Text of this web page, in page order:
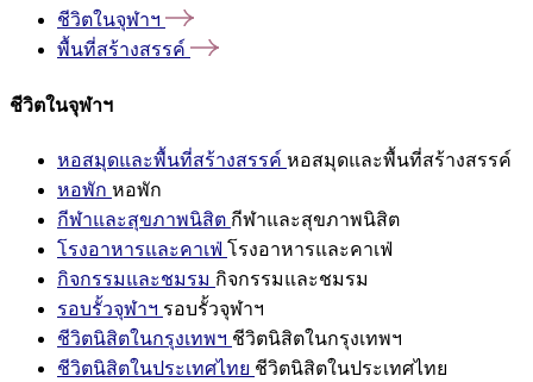
ชีวิตในจุฬาฯ
พื้นที่สร้างสรรค์
ชีวิตในจุฬาฯ
หอสมุดและพื้นที่สร้างสรรค์ หอสมุดและพื้นที่สร้างสรรค์
หอพัก หอพัก
กีฬาและสุขภาพนิสิต กีฬาและสุขภาพนิสิต
โรงอาหารและคาเฟ่ โรงอาหารและคาเฟ่
กิจกรรมและชมรม กิจกรรมและชมรม
รอบรั้วจุฬาฯ รอบรั้วจุฬาฯ
ชีวิตนิสิตในกรุงเทพฯ ชีวิตนิสิตในกรุงเทพฯ
ชีวิตนิสิตในประเทศไทย ชีวิตนิสิตในประเทศไทย